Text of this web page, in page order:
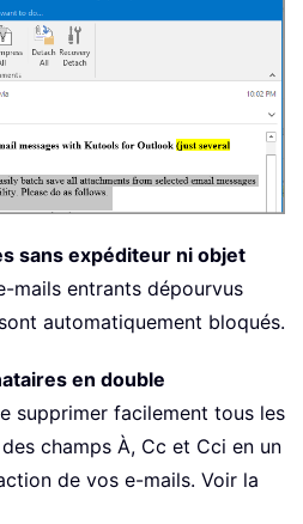
sans expéditeur ni objet
mails entrants dépourvus
automatiquement bloqués.
en double
supprimer facilement tous les
champs À, Cc et Cci en un
de vos e-mails. Voir la